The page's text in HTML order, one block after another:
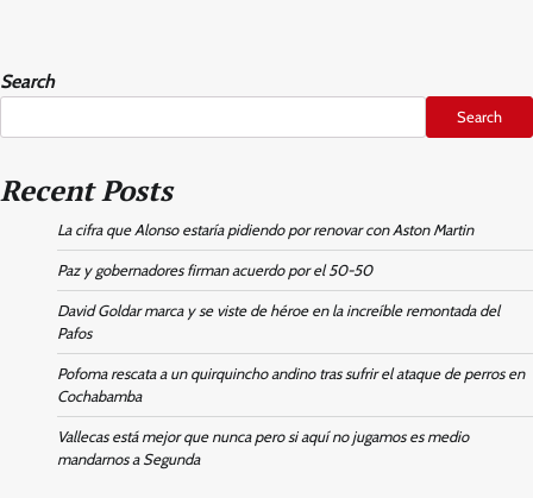
Search
Search
Recent Posts
La cifra que Alonso estaría pidiendo por renovar con Aston Martin
Paz y gobernadores firman acuerdo por el 50-50
David Goldar marca y se viste de héroe en la increíble remontada del
Pafos
Pofoma rescata a un quirquincho andino tras sufrir el ataque de perros en
Cochabamba
Vallecas está mejor que nunca pero si aquí no jugamos es medio
mandarnos a Segunda